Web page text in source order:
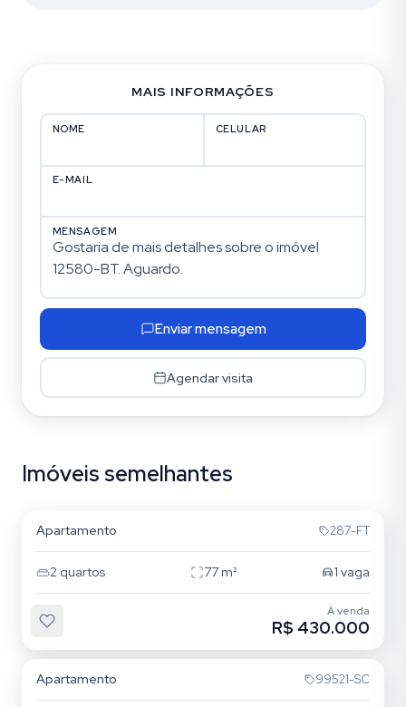
MAIS INFORMAÇÕES
NOME CELULAR
E-MAIL
MENSAGEM
Enviar mensagem
Agendar visita
Imóveis semelhantes
Cristo Redentor
Apartamento 287-FT
2 quartos 77m² 1 vaga
À venda
R$ 430.000
Apartamento 99521-SC